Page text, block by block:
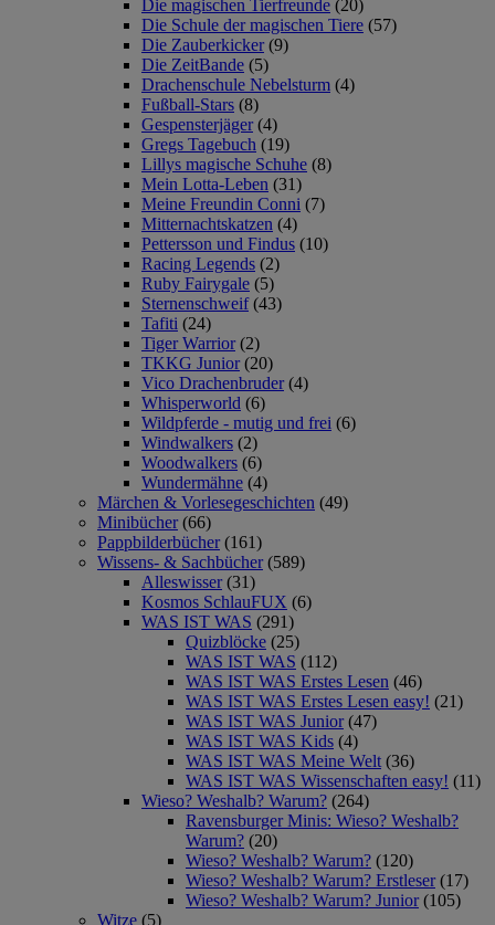
Die magischen Tierfreunde (20)
Die Schule der magischen Tiere (57)
Die Zauberkicker (9)
Die ZeitBande (5)
Drachenschule Nebelsturm (4)
Fußball-Stars (8)
Gespensterjäger (4)
Gregs Tagebuch (19)
Lillys magische Schuhe (8)
Mein Lotta-Leben (31)
Meine Freundin Conni (7)
Mitternachtskatzen (4)
Pettersson und Findus (10)
Racing Legends (2)
Ruby Fairygale (5)
Sternenschweif (43)
Tafiti (24)
Tiger Warrior (2)
TKKG Junior (20)
Vico Drachenbruder (4)
Whisperworld (6)
Wildpferde - mutig und frei (6)
Windwalkers (2)
Woodwalkers (6)
Wundermähne (4)
Märchen & Vorlesegeschichten (49)
Minibücher (66)
Pappbilderbücher (161)
Wissens- & Sachbücher (589)
Alleswisser (31)
Kosmos SchlauFUX (6)
WAS IST WAS (291)
Quizblöcke (25)
WAS IST WAS (112)
WAS IST WAS Erstes Lesen (46)
WAS IST WAS Erstes Lesen easy! (21)
WAS IST WAS Junior (47)
WAS IST WAS Kids (4)
WAS IST WAS Meine Welt (36)
WAS IST WAS Wissenschaften easy! (11)
Wieso? Weshalb? Warum? (264)
Ravensburger Minis: Wieso? Weshalb?
Warum? (20)
Wieso? Weshalb? Warum? (120)
Wieso? Weshalb? Warum? Erstleser (17)
Wieso? Weshalb? Warum? Junior (105)
Witze (5)